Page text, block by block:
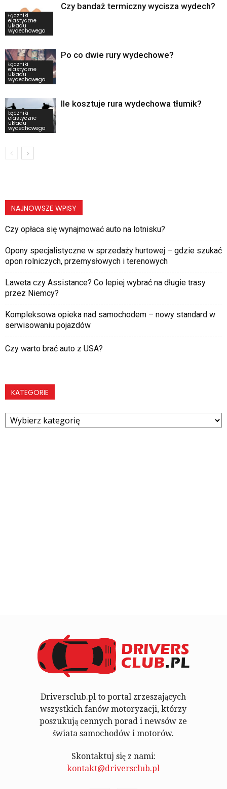
Łączniki
elastyczne
układu
wydechowego
Czy bandaż termiczny wycisza wydech?
Łączniki
elastyczne
układu
wydechowego
Po co dwie rury wydechowe?
Łączniki
elastyczne
układu
wydechowego
Ile kosztuje rura wydechowa tłumik?
NAJNOWSZE WPISY
Czy opłaca się wynajmować auto na lotnisku?
Opony specjalistyczne w sprzedaży hurtowej – gdzie szukać
opon rolniczych, przemysłowych i terenowych
Laweta czy Assistance? Co lepiej wybrać na długie trasy
przez Niemcy?
Kompleksowa opieka nad samochodem – nowy standard w
serwisowaniu pojazdów
Czy warto brać auto z USA?
KATEGORIE
Kategorie
Driversclub.pl to portal zrzeszających
wszystkich fanów motoryzacji, którzy
poszukują cennych porad i newsów ze
świata samochodów i motorów.
Skontaktuj się z nami:
kontakt@driversclub.pl